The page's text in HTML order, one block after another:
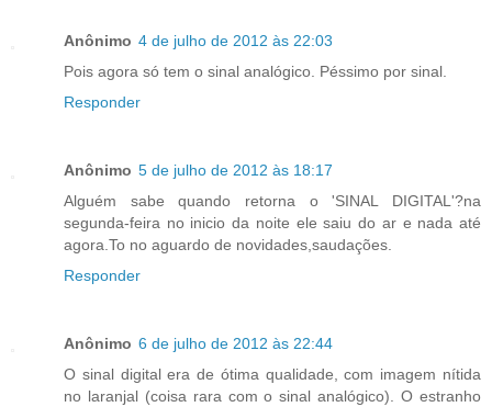
Anônimo 4 de julho de 2012 às 22:03
Pois agora só tem o sinal analógico. Péssimo por sinal.
Responder
Anônimo 5 de julho de 2012 às 18:17
Alguém sabe quando retorna o 'SINAL DIGITAL'?na
segunda-feira no inicio da noite ele saiu do ar e nada até
agora.To no aguardo de novidades,saudações.
Responder
Anônimo 6 de julho de 2012 às 22:44
O sinal digital era de ótima qualidade, com imagem nítida
no laranjal (coisa rara com o sinal analógico). O estranho